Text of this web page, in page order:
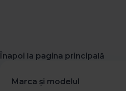
Înapoi la pagina principală
Marca și modelul